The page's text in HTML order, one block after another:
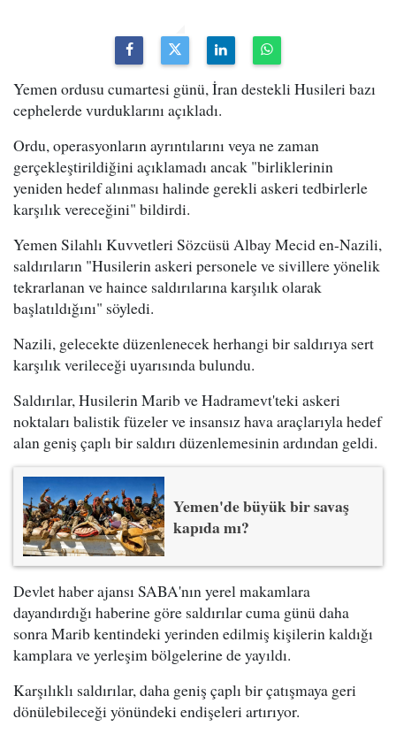
Yemen ordusu cumartesi günü, İran destekli Husileri bazı
cephelerde vurduklarını açıkladı.
Ordu, operasyonların ayrıntılarını veya ne zaman
gerçekleştirildiğini açıklamadı ancak "birliklerinin
yeniden hedef alınması halinde gerekli askeri tedbirlerle
karşılık vereceğini" bildirdi.
Yemen Silahlı Kuvvetleri Sözcüsü Albay Mecid en-Nazili,
saldırıların "Husilerin askeri personele ve sivillere yönelik
tekrarlanan ve haince saldırılarına karşılık olarak
başlatıldığını" söyledi.
Nazili, gelecekte düzenlenecek herhangi bir saldırıya sert
karşılık verileceği uyarısında bulundu.
Saldırılar, Husilerin Marib ve Hadramevt'teki askeri
noktaları balistik füzeler ve insansız hava araçlarıyla hedef
alan geniş çaplı bir saldırı düzenlemesinin ardından geldi.
Yemen'de büyük bir savaş
kapıda mı?
Devlet haber ajansı SABA'nın yerel makamlara
dayandırdığı haberine göre saldırılar cuma günü daha
sonra Marib kentindeki yerinden edilmiş kişilerin kaldığı
kamplara ve yerleşim bölgelerine de yayıldı.
Karşılıklı saldırılar, daha geniş çaplı bir çatışmaya geri
dönülebileceği yönündeki endişeleri artırıyor.